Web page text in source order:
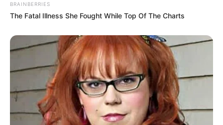
BRAINBERRIES
The Fatal Illness She Fought While Top Of The Charts